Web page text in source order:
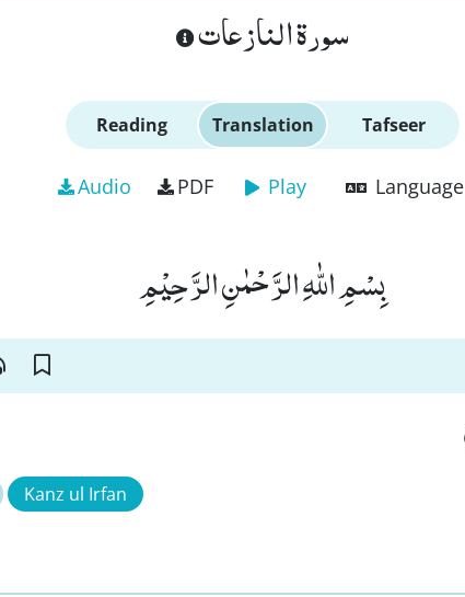
سورة النازعات
Reading Translation Tafseer
Audio PDF Play Language
بِسْمِ اللّٰهِ الرَّحْمٰنِ الرَّحِیْمِ
Kanz ul Irfan